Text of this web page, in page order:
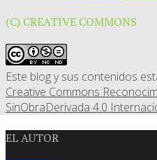
(C) CREATIVE COMMONS
Este blog y sus contenidos
Creative Commons
SinObraDerivada 4.0
EL AUTOR